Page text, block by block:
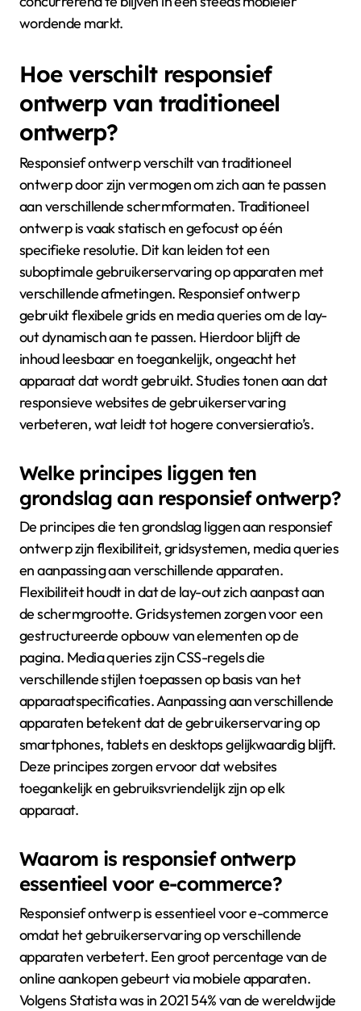
wordende markt.
Hoe verschilt responsief
ontwerp van traditioneel
ontwerp?
Responsief ontwerp verschilt van traditioneel
ontwerp door zijn vermogen om zich aan te passen
aan verschillende schermformaten. Traditioneel
ontwerp is vaak statisch en gefocust op één
specifieke resolutie. Dit kan leiden tot een
suboptimale gebruikerservaring op apparaten met
verschillende afmetingen. Responsief ontwerp
gebruikt flexibele grids en media queries om de lay-
out dynamisch aan te passen. Hierdoor blijft de
inhoud leesbaar en toegankelijk, ongeacht het
apparaat dat wordt gebruikt. Studies tonen aan dat
responsieve websites de gebruikerservaring
verbeteren, wat leidt tot hogere conversieratio’s.
Welke principes liggen ten
grondslag aan responsief ontwerp?
De principes die ten grondslag liggen aan responsief
ontwerp zijn flexibiliteit, gridsystemen, media queries
en aanpassing aan verschillende apparaten.
Flexibiliteit houdt in dat de lay-out zich aanpast aan
de schermgrootte. Gridsystemen zorgen voor een
gestructureerde opbouw van elementen op de
pagina. Media queries zijn CSS-regels die
verschillende stijlen toepassen op basis van het
apparaatspecificaties. Aanpassing aan verschillende
apparaten betekent dat de gebruikerservaring op
smartphones, tablets en desktops gelijkwaardig blijft.
Deze principes zorgen ervoor dat websites
toegankelijk en gebruiksvriendelijk zijn op elk
apparaat.
Waarom is responsief ontwerp
essentieel voor e-commerce?
Responsief ontwerp is essentieel voor e-commerce
omdat het gebruikerservaring op verschillende
apparaten verbetert. Een groot percentage van de
online aankopen gebeurt via mobiele apparaten.
Volgens Statista was in 2021 54% van de wereldwijde